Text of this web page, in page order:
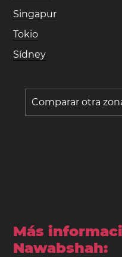
Singapur
Tokio
Sídney
Comparar otra
Más
Nawabshah: